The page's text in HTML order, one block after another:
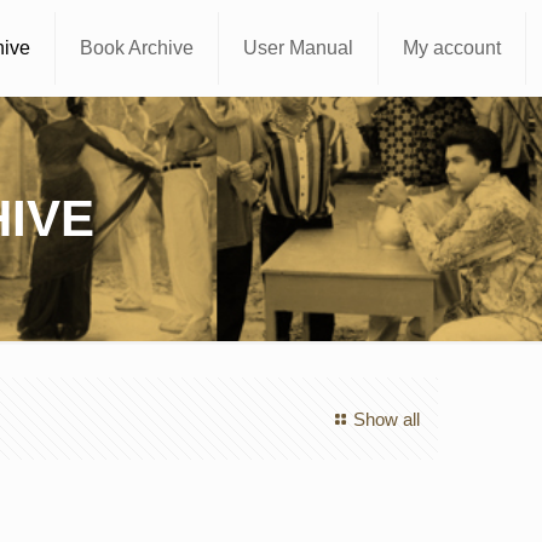
Book Archive User Manual My account
Show all